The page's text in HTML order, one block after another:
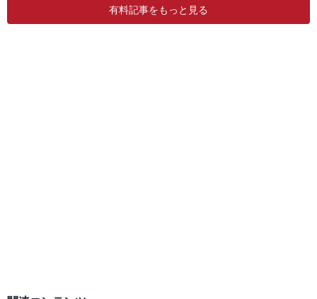
有料記事をもっと見る